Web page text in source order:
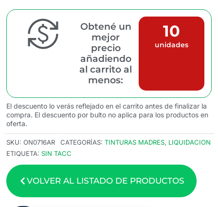
Obtené un
mejor
precio
añadiendo
al carrito al
menos:
10
unidades
El descuento lo verás reflejado en el carrito antes de finalizar la
compra. El descuento por bulto no aplica para los productos en
oferta.
SKU: ON0716AR CATEGORÍAS: TINTURAS MADRES, LIQUIDACION
ETIQUETA: SIN TACC
VOLVER AL LISTADO DE PRODUCTOS